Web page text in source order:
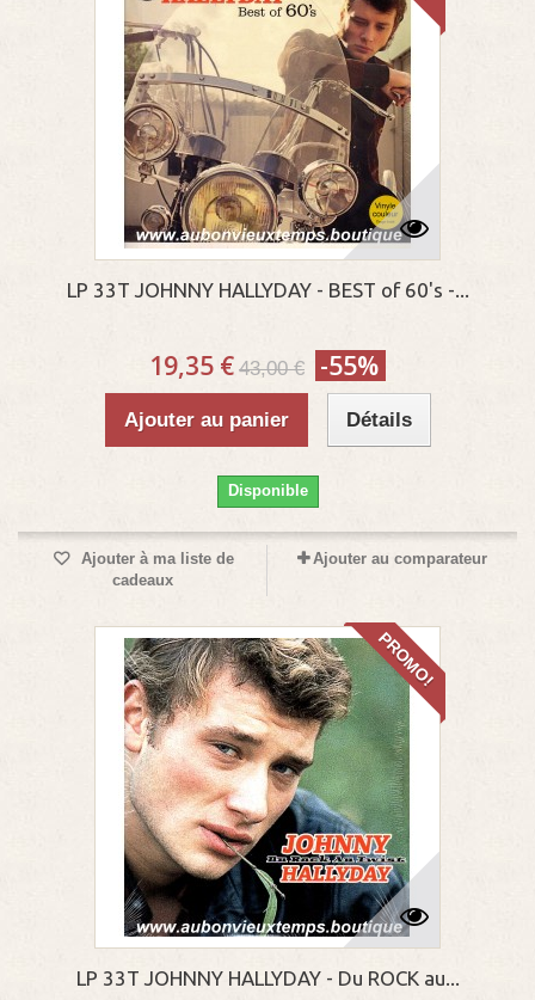
LP 33T JOHNNY HALLYDAY - BEST of 60's -...
19,35 € 43,00 € -55%
Ajouter au panier Détails
Disponible
Ajouter à ma liste de
cadeaux
Ajouter au comparateur
PROMO!
LP 33T JOHNNY HALLYDAY - Du ROCK au...